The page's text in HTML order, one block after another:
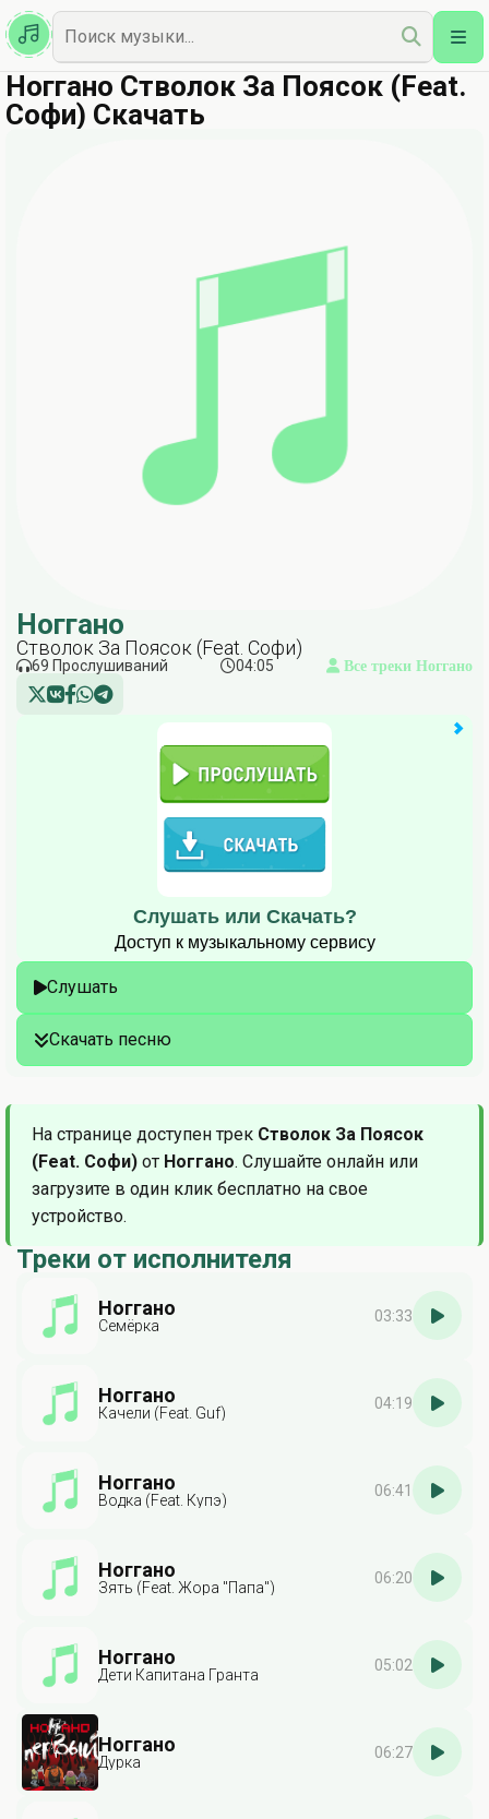
Казахская
Наш Топ
Ноггано Стволок За Поясок (Feat.
Софи) Скачать
Ноггано
Стволок За Поясок (Feat. Софи)
69 Прослушиваний 04:05 Все треки Ноггано
Слушать или Скачать?
Доступ к музыкальному сервису
Слушать
Скачать песню
На странице доступен трек Стволок За Поясок
(Feat. Софи) от Ноггано. Слушайте онлайн или
загрузите в один клик бесплатно на свое
устройство.
Треки от исполнителя
Ноггано
Семёрка
03:33
Ноггано
Качели (Feat. Guf)
04:19
Ноггано
Водка (Feat. Купэ)
06:41
Ноггано
Зять (Feat. Жора "Папа")
06:20
Ноггано
Дети Капитана Гранта
05:02
Ноггано
Дурка
06:27